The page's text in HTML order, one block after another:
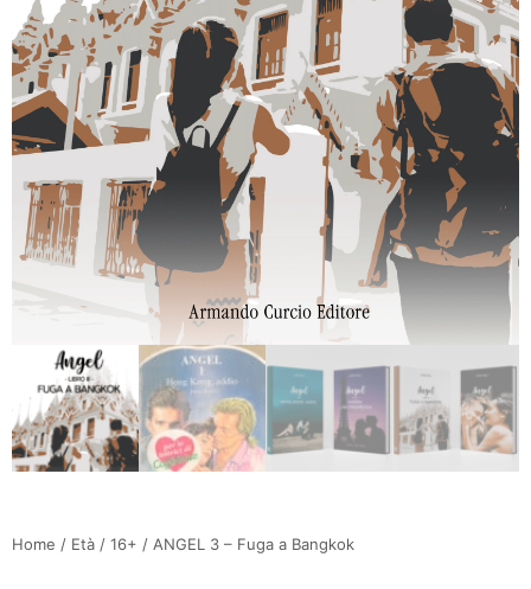
Home / Età / 16+ / ANGEL 3 – Fuga a Bangkok